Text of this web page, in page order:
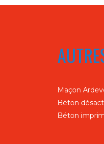
Maçon
Béton
Béton